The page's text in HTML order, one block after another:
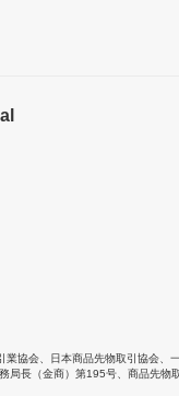
業協会 日本商品先物取引協会
局長（金商）第195号、商品先物